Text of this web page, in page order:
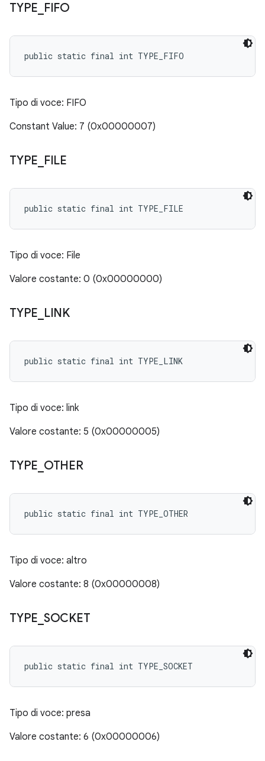
TYPE FIFO
public static final int TYPE_FIFO
Tipo di voce: FIFO
Constant Value: 7 (0x00000007)
TYPE FILE
public static final int TYPE_FILE
Tipo di voce: File
Valore costante: 0 (0x00000000)
TYPE LINK
public static final int TYPE_LINK
Tipo di voce: link
Valore costante: 5 (0x00000005)
TYPE OTHER
public static final int TYPE_OTHER
Tipo di voce: altro
Valore costante: 8 (0x00000008)
TYPE SOCKET
public static final int TYPE_SOCKET
Tipo di voce: presa
Valore costante: 6 (0x00000006)